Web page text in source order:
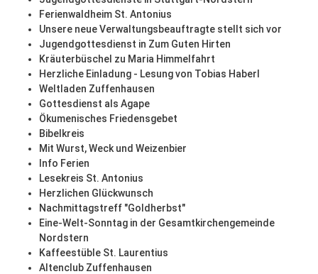
Ferienwaldheim St. Antonius
Unsere neue Verwaltungsbeauftragte stellt sich vor
Jugendgottesdienst in Zum Guten Hirten
Kräuterbüschel zu Maria Himmelfahrt
Herzliche Einladung - Lesung von Tobias Haberl
Weltladen Zuffenhausen
Gottesdienst als Agape
Ökumenisches Friedensgebet
Bibelkreis
Mit Wurst, Weck und Weizenbier
Info Ferien
Lesekreis St. Antonius
Herzlichen Glückwunsch
Nachmittagstreff "Goldherbst"
Eine-Welt-Sonntag in der Gesamtkirchengemeinde
Nordstern
Kaffeestüble St. Laurentius
Altenclub Zuffenhausen